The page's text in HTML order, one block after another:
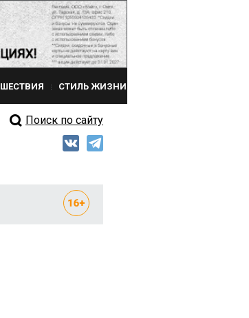
СТИЛЬ ЖИЗНИ
Поиск по сайту